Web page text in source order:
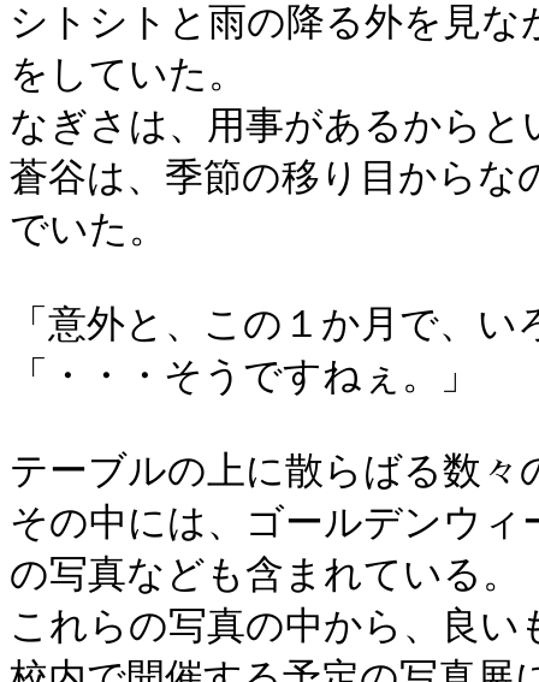
シトシトと雨の降る外を見
をしていた。
なぎさは、用事があるからと
蒼谷は、季節の移り目からな
でいた。
「意外と、この１か月で、
「・・・そうですねぇ。」
テーブルの上に散らばる数々
その中には、ゴールデンウ
の写真なども含まれている。
これらの写真の中から、良